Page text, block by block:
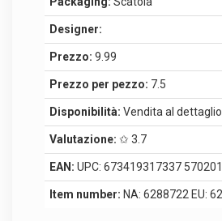
Designer:
Prezzo: 9.99
Prezzo per pezzo: 7.5
Disponibilità: Vendita al dettaglio
Valutazione: ✩ 3.7
EAN: UPC: 673419317337
Item number: NA: 6288722 EU: